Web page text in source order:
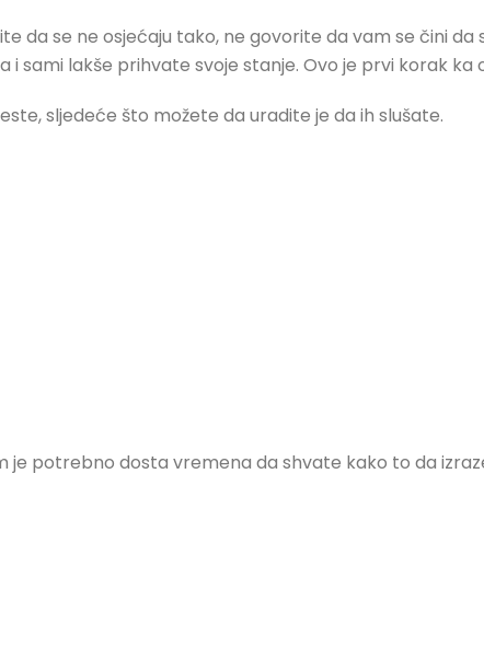
da se ne osjećaju tako, ne govorite da vam se čini da
sami lakše prihvate svoje stanje. Ovo je prvi korak ka
sljedeće što možete da uradite je da ih slušate.
je potrebno dosta vremena da shvate kako to da